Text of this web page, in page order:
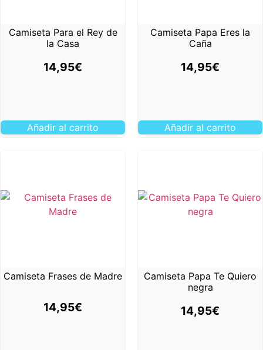
Camiseta Para el Rey de
la Casa
14,95€
Añadir al carrito
Camiseta Papa Eres la
Caña
14,95€
Añadir al carrito
Camiseta Frases de Madre
14,95€
Camiseta Papa Te Quiero
negra
14,95€